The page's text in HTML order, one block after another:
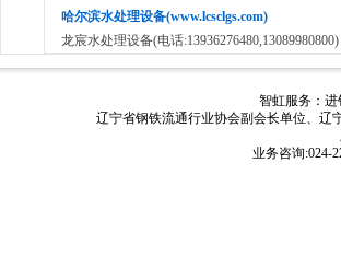
哈尔滨水处理设备(www.lcsclgs.com)
龙宸水处理设备(电话:13936276480,13089980800)
智虹服务：进
辽宁省钢铁流通行业协会副会长单位、辽
业务咨询:024-